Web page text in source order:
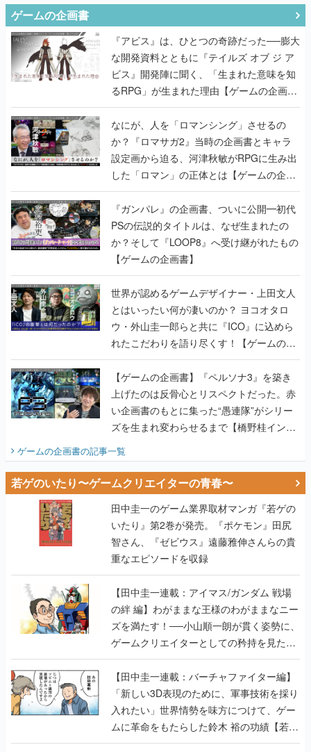
ゲームの企画書
『アビス』は、ひとつの奇跡だった──膨大
な開発資料とともに『テイルズ オブ ジ ア
ビス』開発陣に聞く、「生まれた意味を知
るRPG」が生まれた理由【ゲームの企画
書】
なにが、人を「ロマンシング」させるの
か？『ロマサガ2』当時の企画書とキャラ
設定画から迫る、河津秋敏がRPGに生み出
した「ロマン」の正体とは【ゲームの企画
書】
『ガンパレ』の企画書、ついに公開━初代
PSの伝説的タイトルは、なぜ生まれたの
か？そして『LOOP8』へ受け継がれたもの
【ゲームの企画書】
世界が認めるゲームデザイナー・上田文人
とはいったい何が凄いのか？ ヨコオタロ
ウ・外山圭一郎らと共に『ICO』に込めら
れたこだわりを語り尽くす！【ゲームの企
画書】
【ゲームの企画書】『ペルソナ3』を築き
上げたのは反骨心とリスペクトだった。赤
い企画書のもとに集った“愚連隊”がシリー
ズを生まれ変わらせるまで【橋野桂インタ
ゲームの企画書の記事一覧
若ゲのいたり〜ゲームクリエイターの青春〜
田中圭一のゲーム業界取材マンガ『若ゲの
いたり』第2巻が発売。『ポケモン』田尻
智さん、『ゼビウス』遠藤雅伸さんらの貴
重なエピソードを収録
【田中圭一連載：アイマス/ガンダム 戦場
の絆 編】わがままな王様のわがままなニー
ズを満たす！──小山順一朗が貫く姿勢に、
ゲームクリエイターとしての矜持を見た
【若ゲのいたり最終回】
【田中圭一連載：バーチャファイター編】
「新しい3D表現のために、軍事技術を採り
入れたい」世界情勢を味方につけて、ゲー
ムに革命をもたらした鈴木 裕の功績【若ゲ
のいたり】